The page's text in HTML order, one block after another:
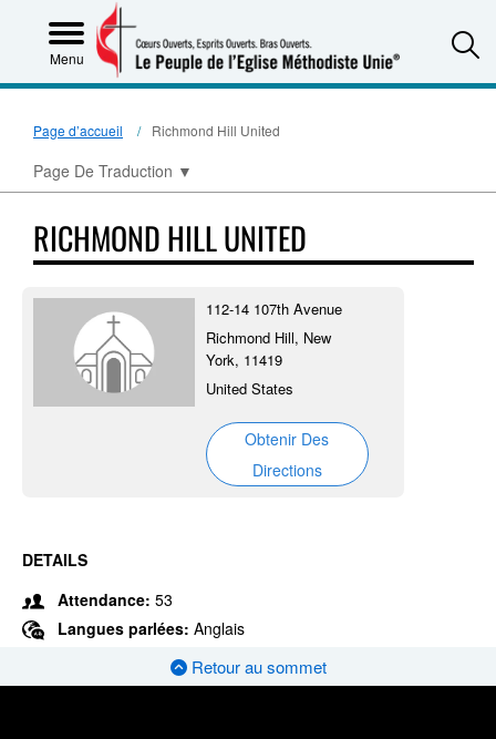
Menu
Page d’accueil Richmond Hill United
Page De Traduction ▼
RICHMOND HILL UNITED
112-14 107th Avenue
Richmond Hill, New
York, 11419
United States
Obtenir Des
Directions
DETAILS
Attendance: 53
Langues parlées: Anglais
Retour au sommet